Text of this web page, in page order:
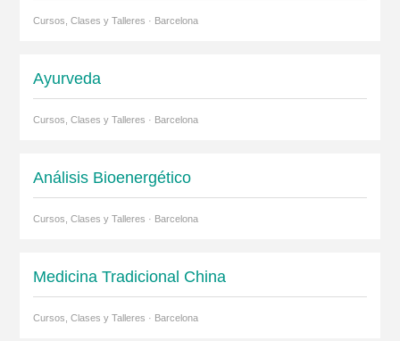
Cursos, Clases y Talleres · Barcelona
Ayurveda
Cursos, Clases y Talleres · Barcelona
Análisis Bioenergético
Cursos, Clases y Talleres · Barcelona
Medicina Tradicional China
Cursos, Clases y Talleres · Barcelona